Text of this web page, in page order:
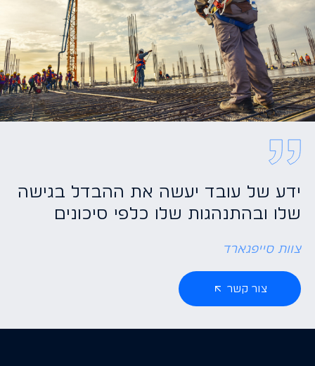
ידע של עובד יעשה את ההבדל בגישה
שלו ובהתנהגות שלו כלפי סיכונים
צוות סייפגארד
צור קשר